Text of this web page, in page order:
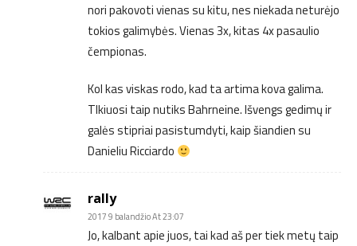
nori pakovoti vienas su kitu, nes niekada neturėjo
tokios galimybės. Vienas 3x, kitas 4x pasaulio
čempionas.
Kol kas viskas rodo, kad ta artima kova galima.
TIkiuosi taip nutiks Bahrneine. Išvengs gedimų ir
galės stipriai pasistumdyti, kaip šiandien su
Danieliu Ricciardo
rally
2017 9 balandžio At 23:07
Jo, kalbant apie juos, tai kad aš per tiek metų taip